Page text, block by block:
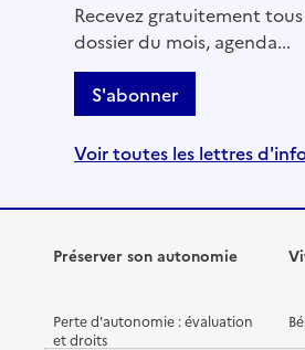
Recevez gratuitement
dossier du mois, agenda...
S'abonner
Voir toutes les lettres
Préserver son autonomie
Perte d'autonomie : évaluation
et droits